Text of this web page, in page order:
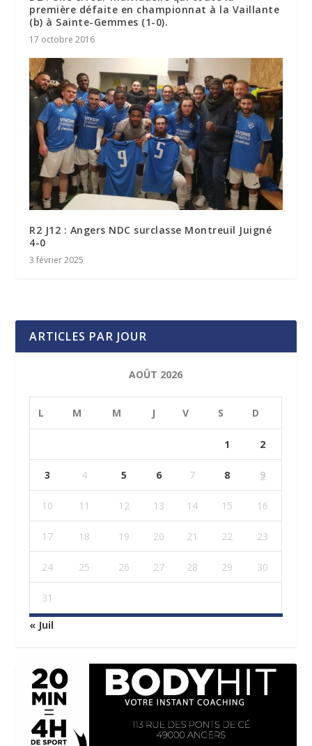
première défaite en championnat à la Vaillante
(b) à Sainte-Gemmes (1-0).
17 octobre 2016
R2 J12 : Angers NDC surclasse Montreuil Juigné
4-0
3 février 2025
ARTICLES PAR JOUR
AOÛT 2026
L M M J V S D
1 2
3 4 5 6 7 8 9
10 11 12 13 14 15 16
17 18 19 20 21 22 23
24 25 26 27 28 29 30
31
« Juil